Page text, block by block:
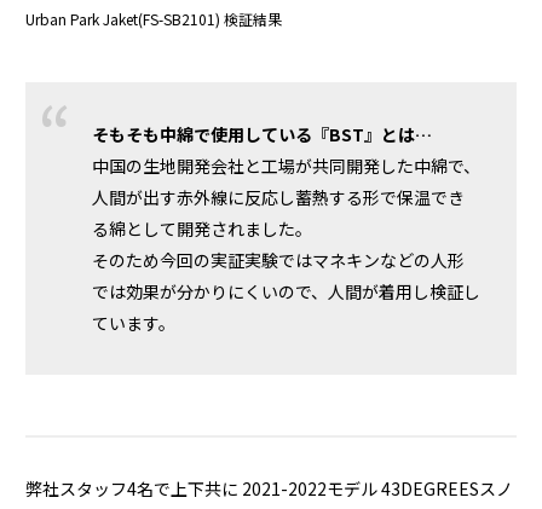
Urban Park Jaket(FS-SB2101) 検証結果
そもそも中綿で使用している『BST』とは…
中国の生地開発会社と工場が共同開発した中綿で、
人間が出す赤外線に反応し蓄熱する形で保温でき
る綿として開発されました。
そのため今回の実証実験ではマネキンなどの人形
では効果が分かりにくいので、人間が着用し検証し
ています。
弊社スタッフ4名で上下共に 2021-2022モデル 43DEGREESスノ